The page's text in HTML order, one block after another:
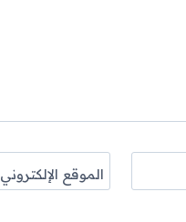
الموقع الإلكتروني